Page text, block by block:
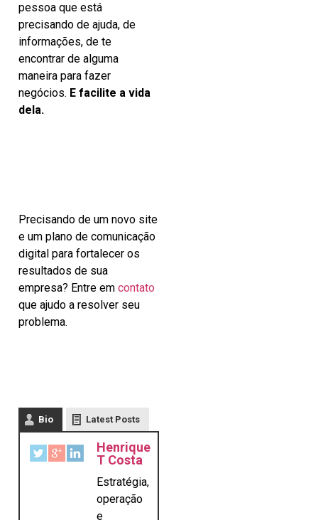
pessoa que está
precisando de ajuda, de
informações, de te
encontrar de alguma
maneira para fazer
negócios. E facilite a vida
dela.
Precisando de um novo site
e um plano de comunicação
digital para fortalecer os
resultados de sua
empresa? Entre em contato
que ajudo a resolver seu
problema.
Bio Latest Posts
Henrique
T Costa
Estratégia,
operação
e